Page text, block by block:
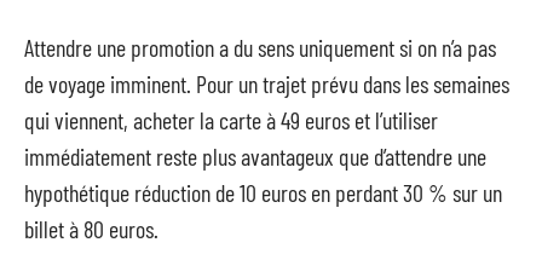
Attendre une promotion a du sens uniquement si on n’a pas
de voyage imminent. Pour un trajet prévu dans les semaines
qui viennent, acheter la carte à 49 euros et l’utiliser
immédiatement reste plus avantageux que d’attendre une
hypothétique réduction de 10 euros en perdant 30 % sur un
billet à 80 euros.